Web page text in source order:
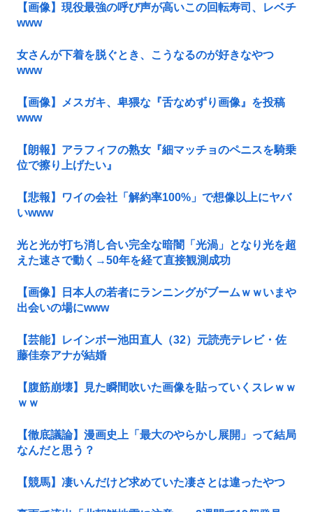
【画像】現役最強の呼び声が高いこの回転寿司、レベチ
www
女さんが下着を脱ぐとき、こうなるのが好きなやつ
www
【画像】メスガキ、卑猥な『舌なめずり画像』を投稿
www
【朗報】アラフィフの熟女『細マッチョのペニスを騎乗
位で擦り上げたい』
【悲報】ワイの会社「解約率100%」で想像以上にヤバ
いwww
光と光が打ち消し合い完全な暗闇「光渦」となり光を超
えた速さで動く→50年を経て直接観測成功
【画像】日本人の若者にランニングがブームｗｗいまや
出会いの場にwww
【芸能】レインボー池田直人（32）元読売テレビ・佐
藤佳奈アナが結婚
【腹筋崩壊】見た瞬間吹いた画像を貼っていくスレｗｗ
ｗｗ
【徹底議論】漫画史上「最大のやらかし展開」って結局
なんだと思う？
【競馬】凄いんだけど求めていた凄さとは違ったやつ